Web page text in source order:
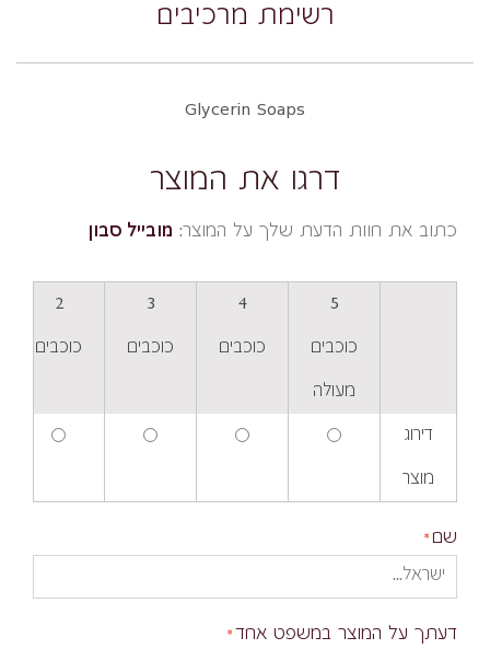
רשימת מרכיבים
Glycerin Soaps
דרגו את המוצר
כתוב את חוות הדעת שלך על המוצר: מובייל סבון
5
כוכבים
מעולה
4
כוכבים
3
כוכבים
2
כוכבים
דירוג
מוצר
שם
דעתך על המוצר במשפט אחד